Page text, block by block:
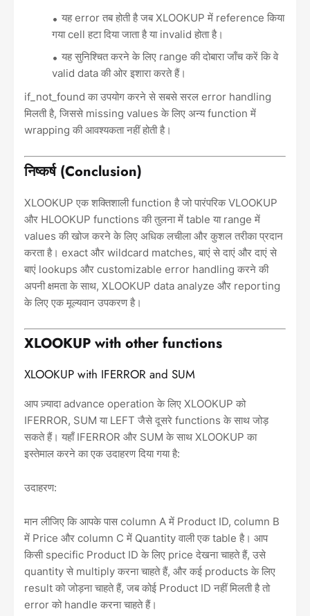
यह error तब होती है जब XLOOKUP में reference किया
गया cell हटा दिया जाता है या invalid होता है।
यह सुनिश्चित करने के लिए range की दोबारा जाँच करें कि वे
valid data की ओर इशारा करते हैं।
if_not_found का उपयोग करने से सबसे सरल error handling
मिलती है, जिससे missing values के लिए अन्य function में
wrapping की आवश्यकता नहीं होती है।
निष्कर्ष (Conclusion)
XLOOKUP एक शक्तिशाली function है जो पारंपरिक VLOOKUP
और HLOOKUP functions की तुलना में table या range में
values की खोज करने के लिए अधिक लचीला और कुशल तरीका प्रदान
करता है। exact और wildcard matches, बाएं से दाएं और दाएं से
बाएं lookups और customizable error handling करने की
अपनी क्षमता के साथ, XLOOKUP data analyze और reporting
के लिए एक मूल्यवान उपकरण है।
XLOOKUP with other functions
XLOOKUP with IFERROR and SUM
आप ज़्यादा advance operation के लिए XLOOKUP को
IFERROR, SUM या LEFT जैसे दूसरे functions के साथ जोड़
सकते हैं। यहाँ IFERROR और SUM के साथ XLOOKUP का
इस्तेमाल करने का एक उदाहरण दिया गया है:
उदाहरण:
मान लीजिए कि आपके पास column A में Product ID, column B
में Price और column C में Quantity वाली एक table है। आप
किसी specific Product ID के लिए price देखना चाहते हैं, उसे
quantity से multiply करना चाहते हैं, और कई products के लिए
result को जोड़ना चाहते हैं, जब कोई Product ID नहीं मिलती है तो
error को handle करना चाहते हैं।